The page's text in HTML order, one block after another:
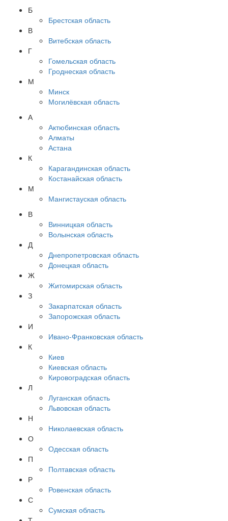
Б
Брестская область
В
Витебская область
Г
Гомельская область
Гроднеская область
М
Минск
Могилёвская область
А
Актюбинская область
Алматы
Астана
К
Карагандинская область
Костанайская область
М
Мангистауская область
В
Винницкая область
Волынская область
Д
Днепропетровская область
Донецкая область
Ж
Житомирская область
З
Закарпатская область
Запорожская область
И
Ивано-Франковская область
К
Киев
Киевская область
Кировоградская область
Л
Луганская область
Львовская область
Н
Николаевская область
О
Одесская область
П
Полтавская область
Р
Ровенская область
С
Сумская область